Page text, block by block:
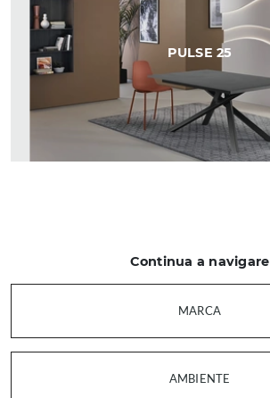
PULSE 25
Continua a navigare
MARCA
AMBIENTE